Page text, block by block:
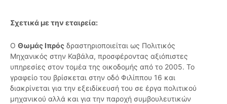
Σχετικά με την εταιρεία:
Ο Θωμάς Ιπρός δραστηριοποιείται ως Πολιτικός
Μηχανικός στην Καβάλα, προσφέροντας αξιόπιστες
υπηρεσίες στον τομέα της οικοδομής από το 2005. Το
γραφείο του βρίσκεται στην οδό Φιλίππου 16 και
διακρίνεται για την εξειδίκευσή του σε έργα πολιτικού
μηχανικού αλλά και για την παροχή συμβουλευτικών